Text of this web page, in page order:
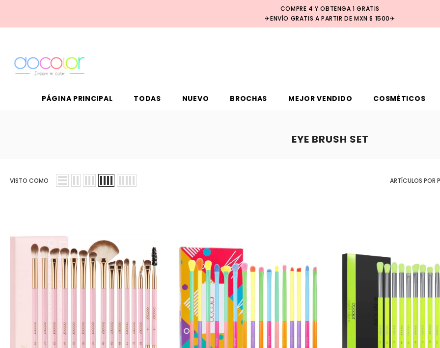
COMPRE 4 Y OBTENGA 1 GRATIS
✈ENVÍO GRATIS A PARTIR DE MXN $ 1500✈
PÁGINA PRINCIPAL TODAS NUEVO BROCHAS MEJOR VENDIDO COSMÉTICOS
EYE BRUSH SET
VISTO COMO ARTÍCULOS POR